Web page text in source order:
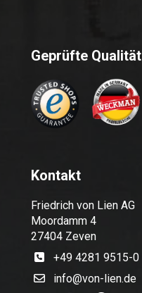
Geprüfte Qualität
Kontakt
Friedrich von Lien AG
Moordamm 4
27404 Zeven
+49 4281 9515-0
info@von-lien.de